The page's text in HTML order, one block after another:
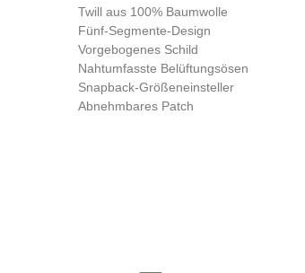
Twill aus 100% Baumwolle
Fünf-Segmente-Design
Vorgebogenes Schild
Nahtumfasste Belüftungsösen
Snapback-Größeneinsteller
Abnehmbares Patch